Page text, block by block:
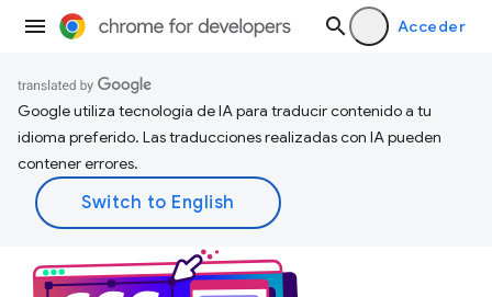
Acceder
Google utiliza tecnología de IA para traducir contenido a tu
idioma preferido. Las traducciones realizadas con IA pueden
contener errores.